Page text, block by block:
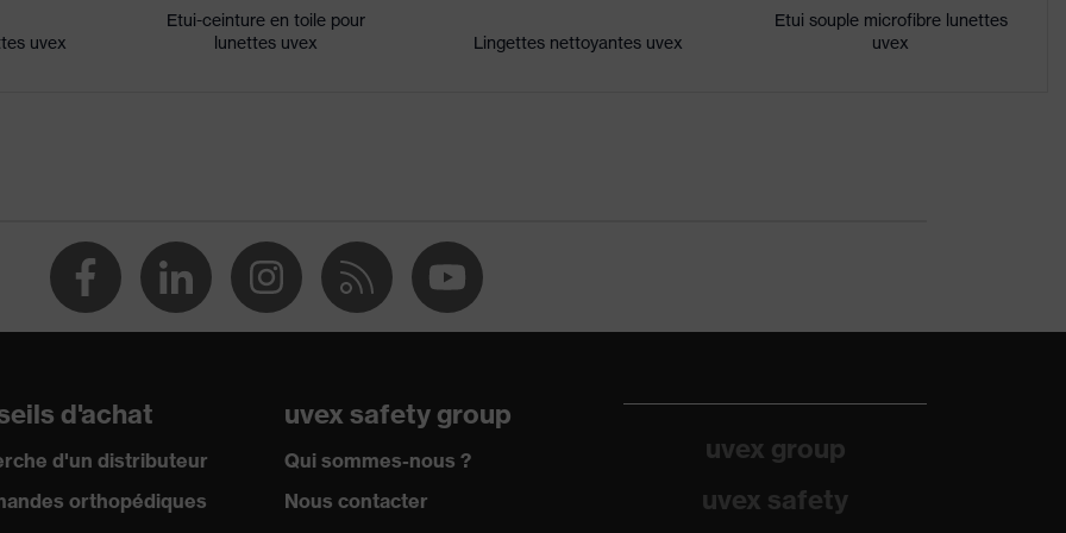
uvex
Etui-ceinture en toile pour
lunettes uvex
Lingettes nettoyantes uvex
Etui souple microfibre lunettes
uvex
d'achat
d'un distributeur
orthopédiques
uvex safety group
Qui sommes-nous ?
Nous contacter
uvex group
uvex safety